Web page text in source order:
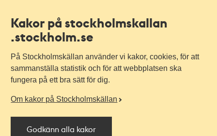
Kakor på stockholmskallan
.stockholm.se
På Stockholmskällan använder vi kakor, cookies, för att
sammanställa statistik och för att webbplatsen ska
fungera på ett bra sätt för dig.
Om kakor på Stockholmskällan
Godkänn alla kakor